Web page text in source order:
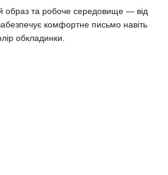
образ та робоче середовище — від
комфортне письмо навіть
обкладинки.